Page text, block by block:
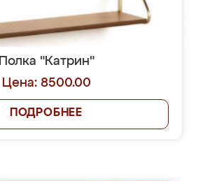
Полка "Катрин"
Цена: 8500.00
ПОДРОБНЕЕ